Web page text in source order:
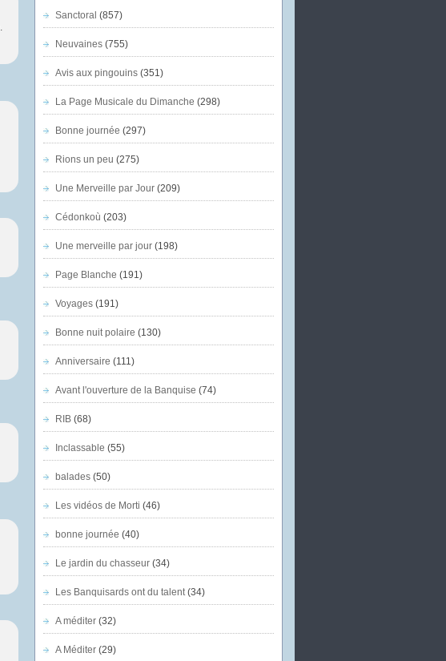
Sanctoral (857)
Neuvaines(755)
Avis aux pingouins(351)
La Page Musicale du Dimanche (298)
Bonne journée (297)
Rions un peu (275)
Une Merveille par Jour(209)
Cédonkoù (203)
Une merveille par jour(198)
Page Blanche (191)
Voyages(191)
Bonne nuit polaire (130)
Anniversaire (111)
Avant l'ouverture de la Banquise (74)
RIB(68)
Inclassable (55)
balades(50)
Les vidéos de Morti (46)
bonne journée (40)
Le jardin du chasseur(34)
Les Banquisards ont du talent(34)
A méditer(32)
A Méditer(29)